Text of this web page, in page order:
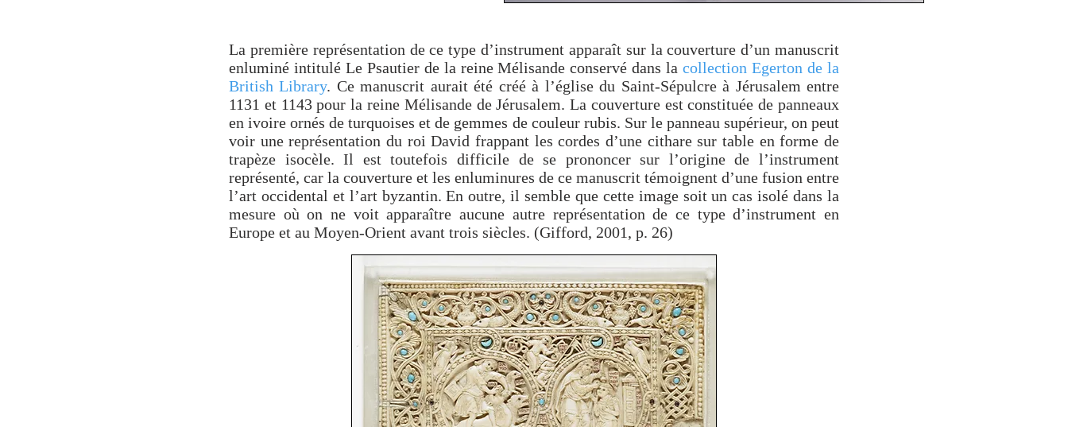
La première représentation de ce type d’instrument apparaît sur la couverture d’un manuscrit
enluminé intitulé Le Psautier de la reine Mélisande conservé dans lacollection Egerton de la
British Library. Ce manuscrit aurait été créé à l’église du Saint-Sépulcre à Jérusalem entre
1131 et 1143 pour la reine Mélisande de Jérusalem. La couverture est constituée de panneaux
en ivoire ornés de turquoises et de gemmes de couleur rubis. Sur le panneau supérieur, on peut
voir une représentation du roi David frappant les cordes d’une cithare sur table en forme de
trapèze isocèle. Il est toutefois difficile de se prononcer sur l’origine de l’instrument
représenté, car la couverture et les enluminures de ce manuscrit témoignent d’une fusion entre
l’art occidental et l’art byzantin. En outre, il semble que cette image soit un cas isolé dans la
mesure où on ne voit apparaître aucune autre représentation de ce type d’instrument en
Europe et au Moyen-Orient avant trois siècles. (Gifford, 2001, p. 26)